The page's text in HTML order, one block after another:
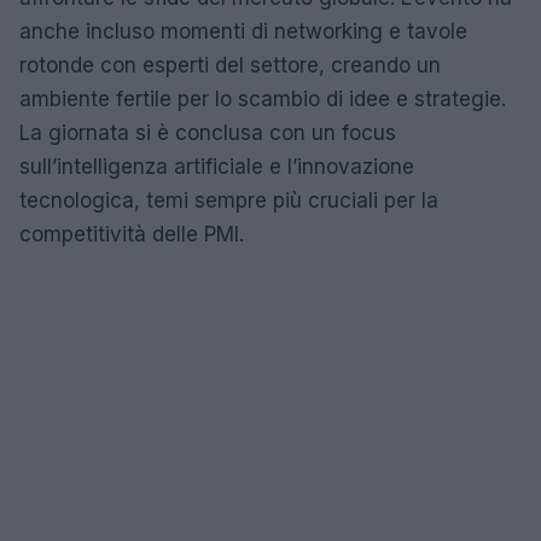
anche incluso momenti di networking e tavole
rotonde con esperti del settore, creando un
ambiente fertile per lo scambio di idee e strategie.
La giornata si è conclusa con un focus
sull’intelligenza artificiale e l’innovazione
tecnologica, temi sempre più cruciali per la
competitività delle PMI.